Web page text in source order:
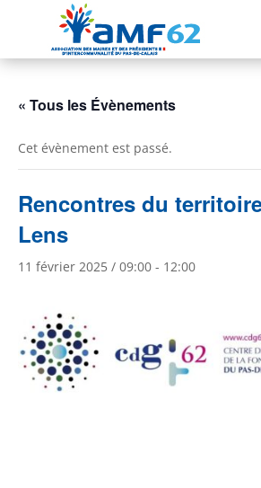
« Tous les Évènements
Cet évènement est passé.
Rencontres du
Lens
11 février 2025 / 09:00 - 12:00